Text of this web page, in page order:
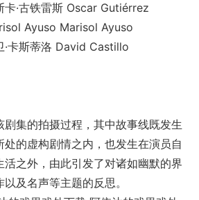
斯 Oscar Gutiérrez
Marisol Ayuso
洛 David Castillo
剧集的拍摄过程，其中故事线既发生
的虚构剧情之内，也发生在演员自
活之外，由此引发了对诸如幽默的界
及名声等主题的反思。